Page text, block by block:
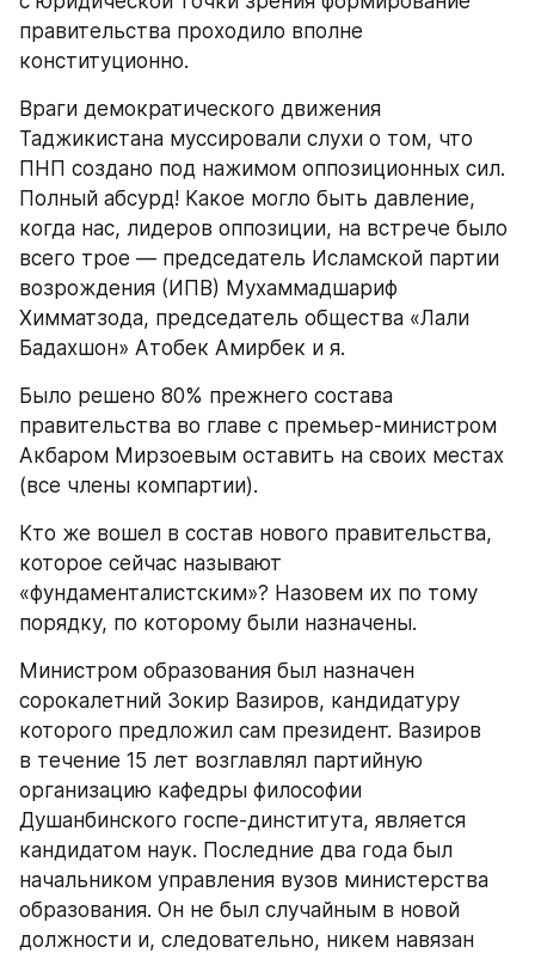
правительства проходило вполне
конституционно.
Враги демократического движения
Таджикистана муссировали слухи о том, что
ПНП создано под нажимом оппозиционных сил.
Полный абсурд! Какое могло быть давление,
когда нас, лидеров оппозиции, на встрече было
всего трое — председатель Исламской партии
возрождения (ИПВ) Мухаммадшариф
Химматзода, председатель общества «Лали
Бадахшон» Атобек Амирбек и я.
Было решено 80% прежнего состава
правительства во главе с премьер-министром
Акбаром Мирзоевым оставить на своих местах
(все члены компартии).
Кто же вошел в состав нового правительства,
которое сейчас называют
«фундаменталистским»? Назовем их по тому
порядку, по которому были назначены.
Министром образования был назначен
сорокалетний Зокир Вазиров, кандидатуру
которого предложил сам президент. Вазиров
в течение 15 лет возглавлял партийную
организацию кафедры философии
Душанбинского госпе-динститута, является
кандидатом наук. Последние два года был
начальником управления вузов министерства
образования. Он не был случайным в новой
должности и, следовательно, никем навязан